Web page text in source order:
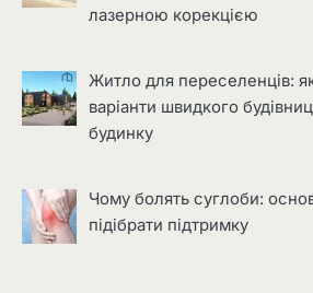
лазерною корекцією
Житло для переселенців:
варіанти швидкого
будинку
Чому болять суглоби:
підібрати підтримку